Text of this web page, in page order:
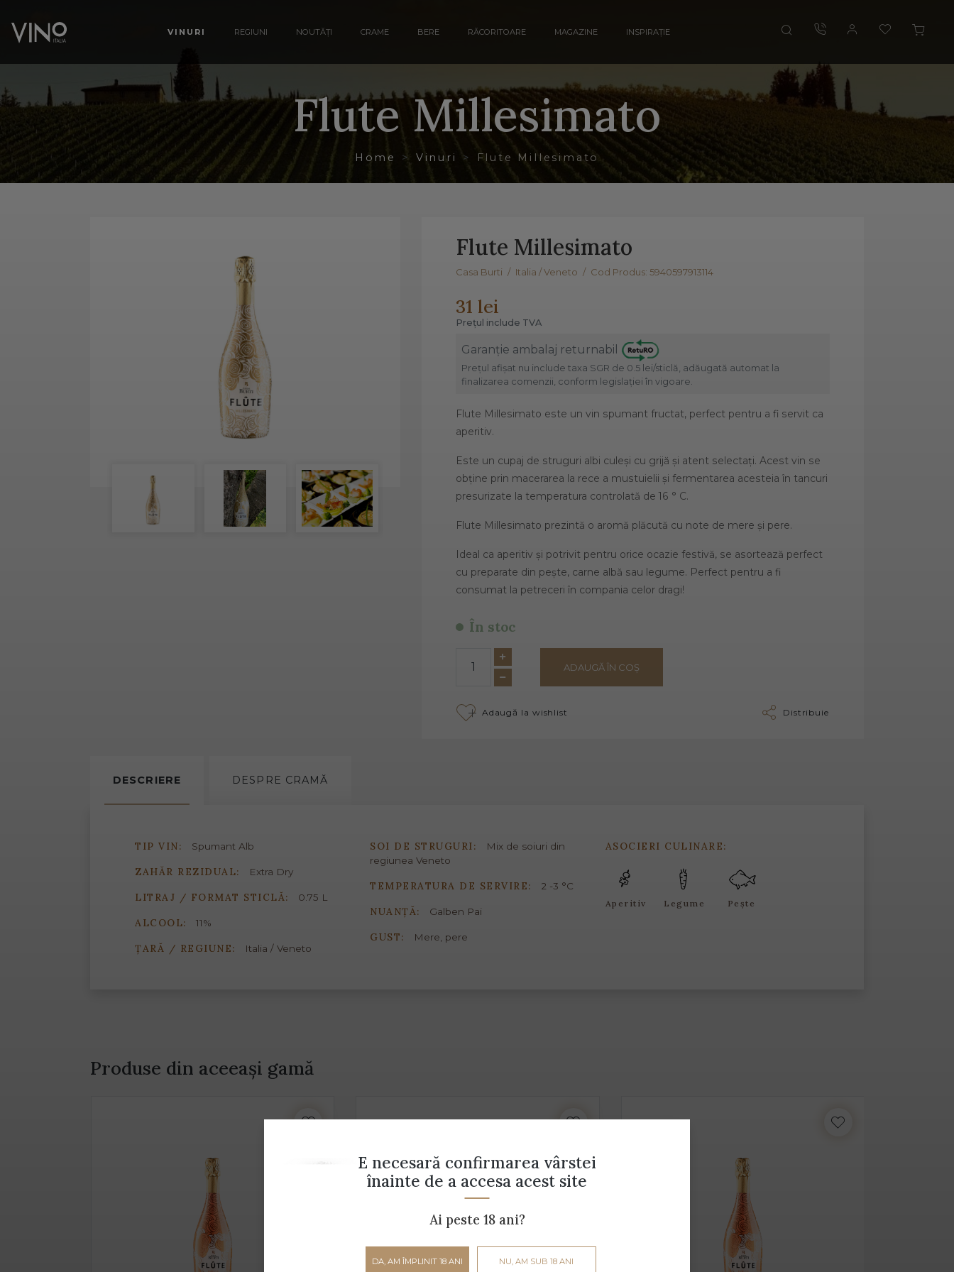
VINURI REGIUNI NOUTĂȚI CRAME BERE RĂCORITOARE MAGAZINE INSPIRAȚIE
Flute Millesimato
Home Vinuri Flute Millesimato
Flute Millesimato
Casa Burti / Italia / Veneto / Cod Produs: 5940597913114
31 lei
Prețul include TVA
Garanție ambalaj returnabil
Prețul afișat nu include taxa SGR de 0.5 lei/sticlă, adăugată automat la
finalizarea comenzii, conform legislației în vigoare.
Flute Millesimato este un vin spumant fructat, perfect pentru a fi servit ca
aperitiv.
Este un cupaj de struguri albi culeși cu grijă și atent selectați. Acest vin se
obține prin macerarea la rece a mustuielii și fermentarea acesteia în tancuri
presurizate la temperatura controlată de 16 ° C.
Flute Millesimato prezintă o aromă plăcută cu note de mere și pere.
Ideal ca aperitiv și potrivit pentru orice ocazie festivă, se asortează perfect
cu preparate din pește, carne albă sau legume. Perfect pentru a fi
consumat la petreceri în compania celor dragi!
În stoc
ADAUGĂ ÎN COȘ
Adaugă la wishlist Distribuie
DESCRIERE DESPRE CRAMĂ
TIP VIN: Spumant Alb
ZAHĂR REZIDUAL: Extra Dry
LITRAJ / FORMAT STICLĂ: 0.75 L
ALCOOL: 11%
ȚARĂ / REGIUNE: Italia / Veneto
SOI DE STRUGURI:
Mix de soiuri din
regiunea Veneto
TEMPERATURA DE SERVIRE: 2 -3 °C
NUANȚĂ: Galben Pai
GUST: Mere, pere
ASOCIERI CULINARE:
Aperitiv Legume Pește
Produse din aceeași gamă
E necesară confirmarea vârstei
înainte de a accesa acest site
Ai peste 18 ani?
DA, AM ÎMPLINIT 18 ANI NU, AM SUB 18 ANI